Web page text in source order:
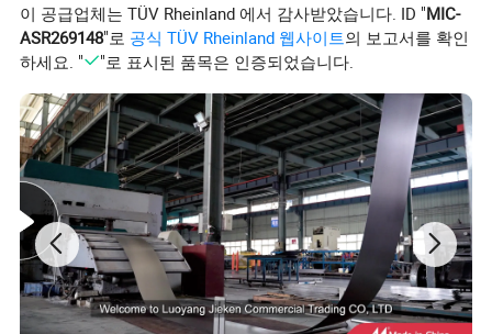
이 공급업체는 TÜV Rheinland 에서 감사받았습니다. ID "MIC-
ASR269148"로 공식 TÜV Rheinland 웹사이트의 보고서를 확인
하세요. "
"로 표시된 품목은 인증되었습니다.